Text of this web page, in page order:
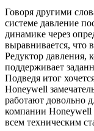
Говоря другими
системе давление
динамике через
выравнивается, что
Редуктор давления,
поддерживает
Подведя итог
Honeywell
работают довольно
компании Honeywell
всем техническим